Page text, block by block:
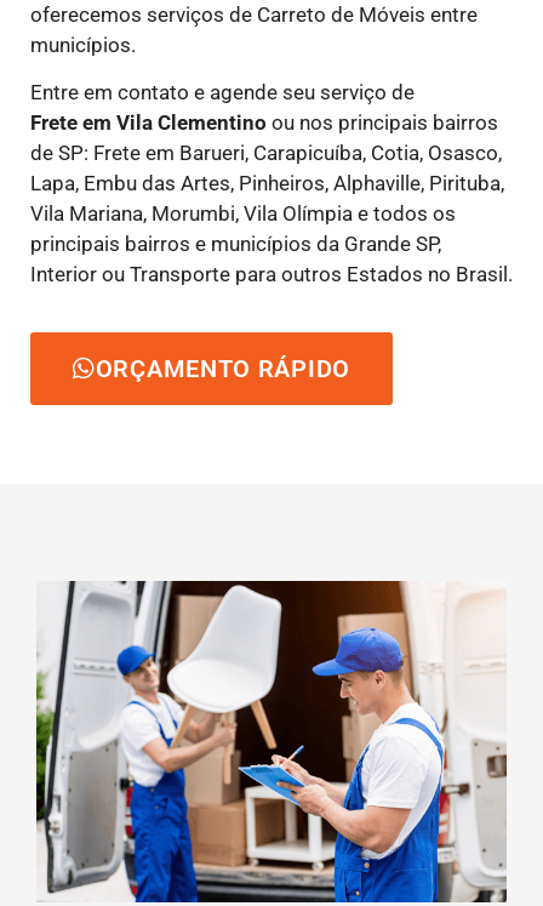
oferecemos serviços de Carreto de Móveis entre
municípios.
Entre em contato e agende seu serviço de
Frete em Vila Clementino ou nos principais bairros
de SP: Frete em Barueri, Carapicuíba, Cotia, Osasco,
Lapa, Embu das Artes, Pinheiros, Alphaville, Pirituba,
Vila Mariana, Morumbi, Vila Olímpia e todos os
principais bairros e municípios da Grande SP,
Interior ou Transporte para outros Estados no Brasil.
ORÇAMENTO RÁPIDO